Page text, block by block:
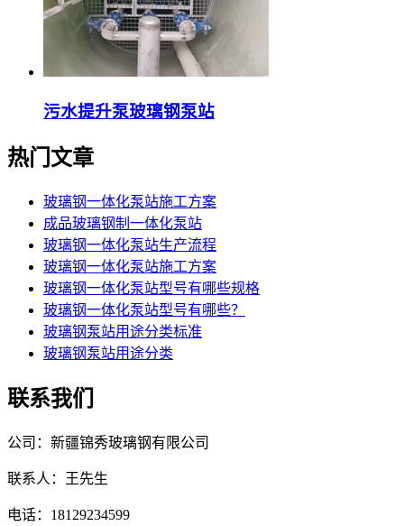
污水提升泵玻璃钢泵站
热门文章
玻璃钢一体化泵站施工方案
成品玻璃钢制一体化泵站
玻璃钢一体化泵站生产流程
玻璃钢一体化泵站施工方案
玻璃钢一体化泵站型号有哪些规格
玻璃钢一体化泵站型号有哪些？
玻璃钢泵站用途分类标准
玻璃钢泵站用途分类
联系我们
公司：新疆锦秀玻璃钢有限公司
联系人：王先生
电话：18129234599